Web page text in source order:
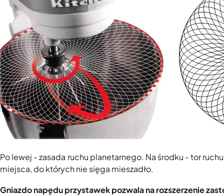
Po lewej - zasada ruchu planetarnego. Na środku - tor
miejsca, do których nie sięga mieszadło.
Gniazdo napędu przystawek pozwala na rozszerzenie